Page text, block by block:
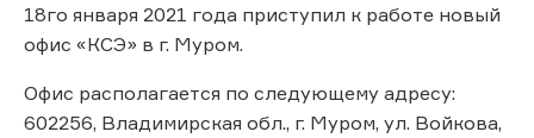
18го января 2021 года приступил к работе новый
офис «КСЭ» в г. Муром.
Офис располагается по следующему адресу:
602256, Владимирская обл., г. Муром, ул. Войкова,